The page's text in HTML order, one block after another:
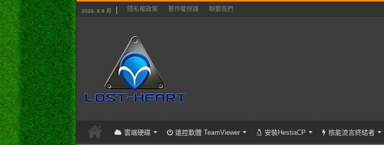
2026, 8 8 月 隱私權政策 著作權保護 聯繫我們
雲端硬碟 遠控軟體 TeamViewer 安裝HestiaCP 核能流言終結者